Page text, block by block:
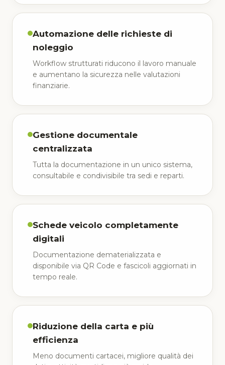
Automazione delle richieste di
noleggio
Workflow strutturati riducono il lavoro manuale
e aumentano la sicurezza nelle valutazioni
finanziarie.
Gestione documentale
centralizzata
Tutta la documentazione in un unico sistema,
consultabile e condivisibile tra sedi e reparti.
Schede veicolo completamente
digitali
Documentazione dematerializzata e
disponibile via QR Code e fascicoli aggiornati in
tempo reale.
Riduzione della carta e più
efficienza
Meno documenti cartacei, migliore qualità dei